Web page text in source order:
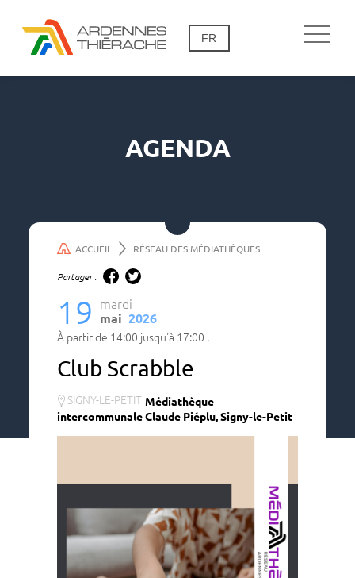
FR
AGENDA
ACCUEIL RÉSEAU DES MÉDIATHÈQUES
Partager :
Club Scrabble
SIGNY-LE-PETIT Médiathèque
intercommunale Claude Piéplu, Signy-le-Petit
mardi
19 mai 2026
à partir de 14:00 jusqu'à 17:00 .